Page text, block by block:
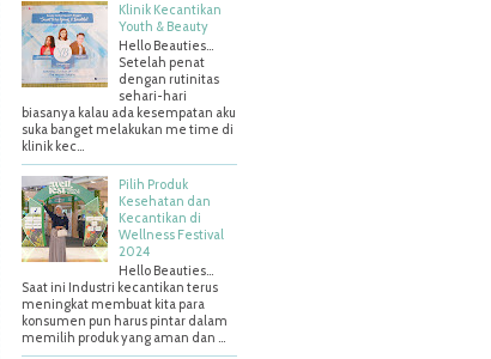
Klinik Kecantikan
Youth & Beauty
Hello Beauties...
Setelah penat
dengan rutinitas
sehari-hari
biasanya kalau ada kesempatan aku
suka banget melakukan me time di
klinik kec...
Pilih Produk
Kesehatan dan
Kecantikan di
Wellness Festival
2024
Hello Beauties…
Saat ini Industri kecantikan terus
meningkat membuat kita para
konsumen pun harus pintar dalam
memilih produk yang aman dan ...